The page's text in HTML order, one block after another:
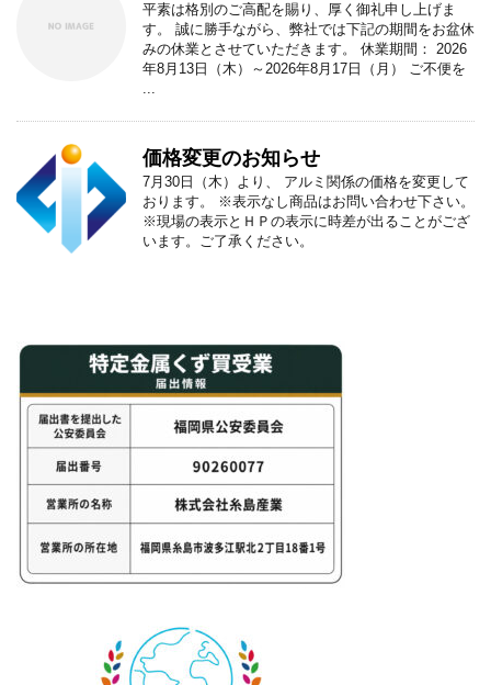
平素は格別のご高配を賜り、厚く御礼申し上げま
す。 誠に勝手ながら、弊社では下記の期間をお盆休
みの休業とさせていただきます。 休業期間： 2026
年8月13日（木）～2026年8月17日（月） ご不便を
...
価格変更のお知らせ
7月30日（木）より、 アルミ関係の価格を変更して
おります。 ※表示なし商品はお問い合わせ下さい。
※現場の表示とＨＰの表示に時差が出ることがござ
います。ご了承ください。